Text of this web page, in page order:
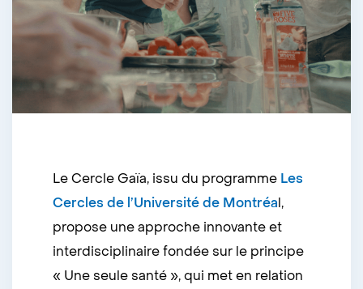
Le Cercle Gaïa, issu du programme Les
Cercles de l’Université de Montréal,
propose une approche innovante et
interdisciplinaire fondée sur le principe
« Une seule santé », qui met en relation